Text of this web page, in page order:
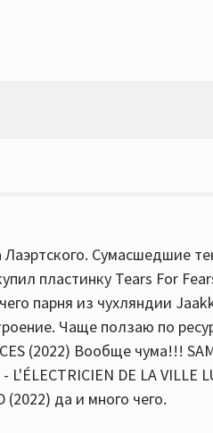
Сумасшедшие
пластинку Tears For
парня из чухляндии
Чаще ползаю по
(2022) Вообще чума!!!
L'ÉLECTRICIEN DE LA VILLE
(2022) да и много чего.